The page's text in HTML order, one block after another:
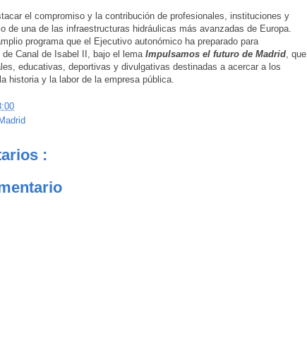
el compromiso y la contribución de profesionales, instituciones y
de una de las infraestructuras hidráulicas más avanzadas de Europa.
programa que el Ejecutivo autonómico ha preparado para
Canal de Isabel II, bajo el lema Impulsamos el futuro de Madrid , que
educativas, deportivas y divulgativas destinadas a acercar a los
historia y la labor de la empresa pública.
: